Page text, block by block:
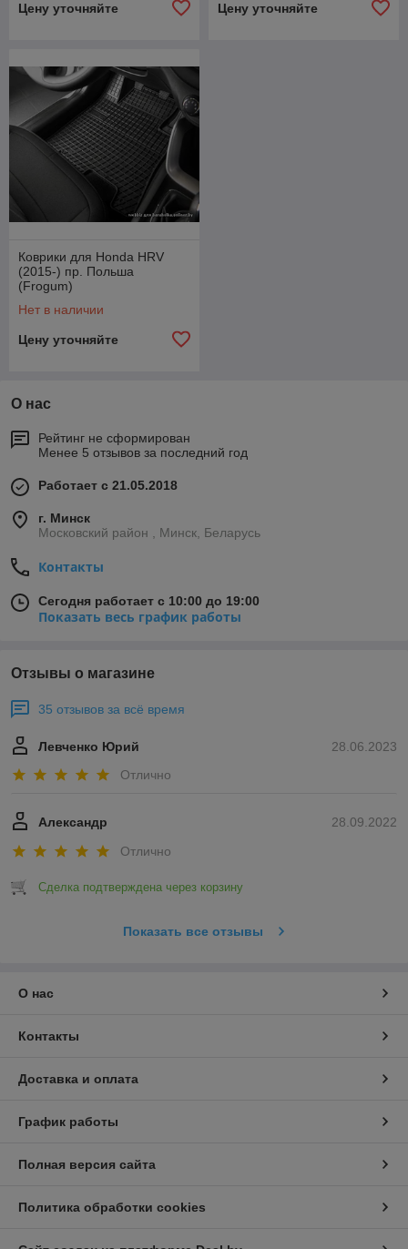
Цену уточняйте Цену уточняйте
Коврики для Honda HRV
(2015-) пр. Польша
(Frogum)
Нет в наличии
Цену уточняйте
О нас
Рейтинг не сформирован
Менее 5 отзывов за последний год
Работает с 21.05.2018
г. Минск
Московский район , Минск, Беларусь
Контакты
Сегодня работает с 10:00 до 19:00
Показать весь график работы
Отзывы о магазине
35 отзывов за всё время
28.06.2023
Левченко Юрий
Отлично
28.09.2022
Александр
Отлично
Сделка подтверждена через корзину
Показать все отзывы
О нас
Контакты
Доставка и оплата
График работы
Полная версия сайта
Политика обработки cookies